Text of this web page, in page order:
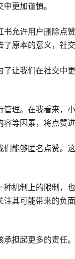
更加谨慎。
允许用户删除点
原本的意义，社
让我们在社交中
理。在我看来，
等因素，将点赞
能够匿名点赞。
机制上的限制，
其可能带来的负
担起更多的责任